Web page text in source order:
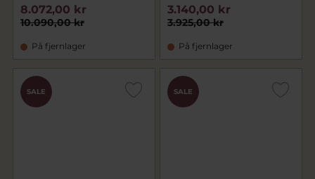
10.090,00 kr
8.072,00 kr
På fjernlager
3.925,00 kr
3.140,00 kr
På fjernlager
SALE SALE